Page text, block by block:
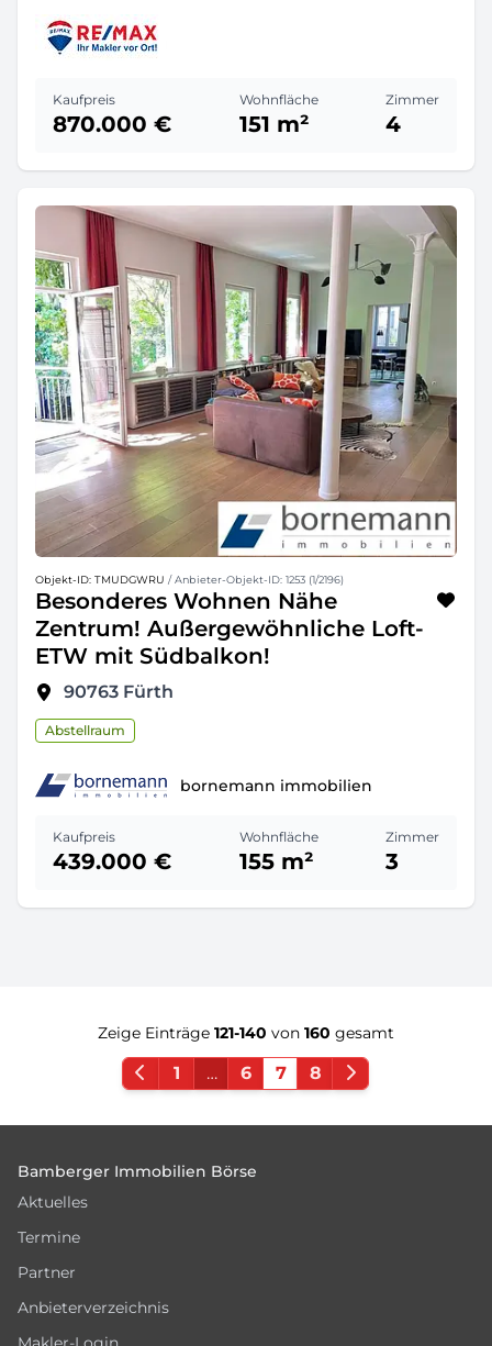
Kaufpreis
870.000 €
Wohnfläche
151 m²
Zimmer
4
Objekt-ID: TMUDGWRU / Anbieter-Objekt-ID: 1253 (1/2196)
Besonderes Wohnen Nähe
Zentrum! Außergewöhnliche Loft-
ETW mit Südbalkon!
90763 Fürth
Abstellraum
bornemann immobilien
Kaufpreis
439.000 €
Wohnfläche
155 m²
Zimmer
3
Zeige Einträge 121-140 von 160 gesamt
1 … 6 7 8
Bamberger Immobilien Börse
Aktuelles
Termine
Partner
Anbieterverzeichnis